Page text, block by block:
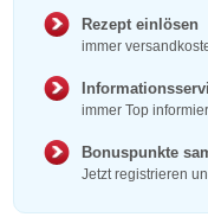
Rezept einlösen
immer
immer Top
Bonuspunkte
Jetzt registrieren